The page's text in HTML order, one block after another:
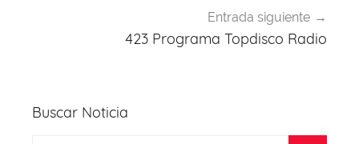
Entrada siguiente
423 Programa Topdisco Radio
Buscar Noticia